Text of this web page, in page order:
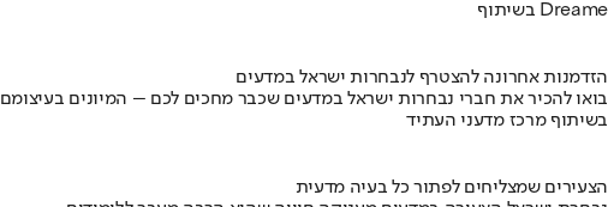
בשיתוף Dreame
הזדמנות אחרונה להצטרף לנבחרות ישראל במדעים
בואו להכיר את חברי נבחרות ישראל במדעים שכבר מחכים לכם – המיונים בעיצומם
בשיתוף מרכז מדעני העתיד
הצעירים שמצליחים לפתור כל בעיה מדעית